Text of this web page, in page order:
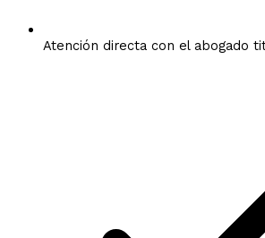
Atención directa con el abogado